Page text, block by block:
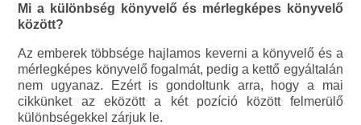
Mi a különbség könyvelő és mérlegképes könyvelő
között?
Az emberek többsége hajlamos keverni a könyvelő és a
mérlegképes könyvelő fogalmát, pedig a kettő egyáltalán
nem ugyanaz. Ezért is gondoltunk arra, hogy a mai
cikkünket az eközött a két pozíció között felmerülő
különbségekkel zárjuk le.